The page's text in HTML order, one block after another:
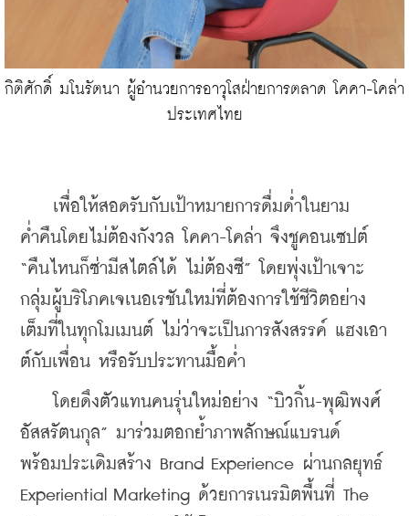
กิติศักดิ์ มโนรัตนา ผู้อำนวยการอาวุโสฝ่ายการตลาด โคคา-โคล่า
ประเทศไทย
เพื่อให้สอดรับกับเป้าหมายการดื่มด่ำในยาม
ค่ำคืนโดยไม่ต้องกังวล โคคา-โคล่า จึงชูคอนเซปต์
“คืนไหนก็ซ่ามีสไตล์ได้ ไม่ต้องซี” โดยพุ่งเป้าเจาะ
กลุ่มผู้บริโภคเจเนอเรชันใหม่ที่ต้องการใช้ชีวิตอย่าง
เต็มที่ในทุกโมเมนต์ ไม่ว่าจะเป็นการสังสรรค์ แฮงเอา
ต์กับเพื่อน หรือรับประทานมื้อค่ำ
โดยดึงตัวแทนคนรุ่นใหม่อย่าง “บิวกิ้น-พุฒิพงศ์
อัสสรัตนกุล” มาร่วมตอกย้ำภาพลักษณ์แบรนด์
พร้อมประเดิมสร้าง Brand Experience ผ่านกลยุทธ์
Experiential Marketing ด้วยการเนรมิตพื้นที่ The